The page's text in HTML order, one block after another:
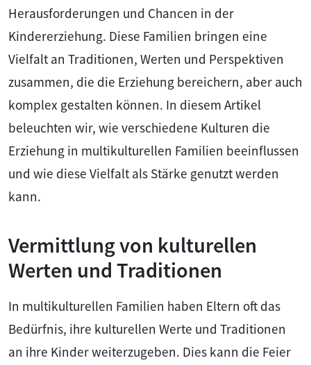
Herausforderungen und Chancen in der
Kindererziehung. Diese Familien bringen eine
Vielfalt an Traditionen, Werten und Perspektiven
zusammen, die die Erziehung bereichern, aber auch
komplex gestalten können. In diesem Artikel
beleuchten wir, wie verschiedene Kulturen die
Erziehung in multikulturellen Familien beeinflussen
und wie diese Vielfalt als Stärke genutzt werden
kann.
Vermittlung von kulturellen
Werten und Traditionen
In multikulturellen Familien haben Eltern oft das
Bedürfnis, ihre kulturellen Werte und Traditionen
an ihre Kinder weiterzugeben. Dies kann die Feier